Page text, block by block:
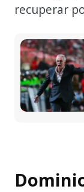
recuperar